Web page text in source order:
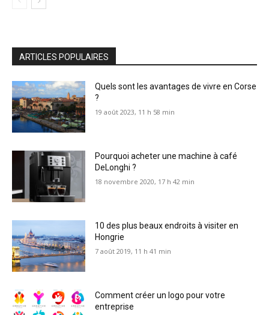
ARTICLES POPULAIRES
Quels sont les avantages de vivre en Corse
?
19 août 2023, 11 h 58 min
Pourquoi acheter une machine à café
DeLonghi ?
18 novembre 2020, 17 h 42 min
10 des plus beaux endroits à visiter en
Hongrie
7 août 2019, 11 h 41 min
Comment créer un logo pour votre
entreprise